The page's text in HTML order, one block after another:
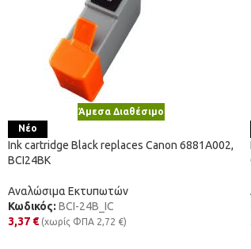
Άμεσα Διαθέσιμο
Νέο
Ink cartridge Black replaces Canon 6881A002,
BCI24BK
Αναλώσιμα Εκτυπωτών
Κωδικός: BCI-24B_IC
3,37 € (χωρίς ΦΠΑ 2,72 €)